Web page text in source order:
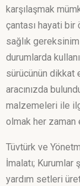
karşılaşmak
çantası hayati bir
sağlık
durumlarda
sürücünün dikkat
aracınızda
malzemeleri ile
olmak her zaman
Tüvtürk ve
İmalatı;
yardım setleri
İlk Yardım
Okul Deprem
Toptan